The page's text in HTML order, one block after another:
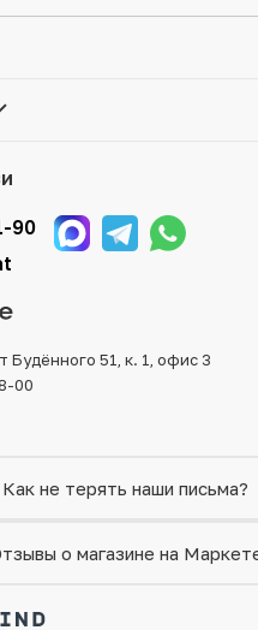
— Вам достаточно
сайте. Все монеты,
в любой регион
заказа. Все отправления
что исключает
доставки.
90
Будённого 51, к. 1, офис 3
00
Как не терять наши письма?
о магазине на